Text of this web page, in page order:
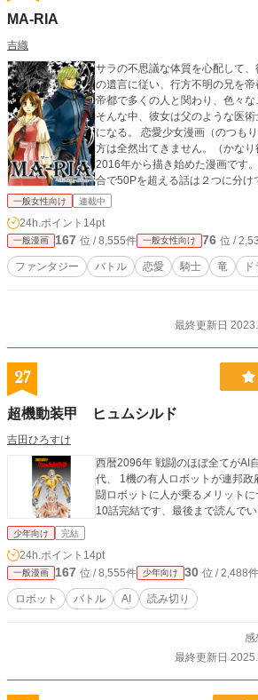
MA-RIA
吉織
サラの不思議な体質を心配して
の遺言に従い、行方不明の兄を帝
帝都で多くの人と関わり、色々な
そんな中、彼女は父のような医
になる。 恋愛少女漫画（のつも
方は全然出てきません。（かな
2016年から描き始めた漫画です
合で50Pを超える話は２つに分け
は1話分(50～60P予定)ごとに、
ました。また読んでいただけると
一般女性向け 連載中
24h.ポイント 14pt
一般漫画 167 位 / 8,555件 一般女性向け 76 位 /
ファンタジー バトル 恋愛 騎士 竜
最終更新日
27
超機動装甲 ヒュムシルド
吉田ひろすけ
西暦2096年 戦闘のほぼ全てがAI
代、 1機の有人ロボットが連邦政
闘ロボットに人が乗るメリットに
10話完結です、最後まで読んで
少年向け 完結
24h.ポイント 14pt
一般漫画 167 位 / 8,555件 少年向け 30 位 / 2,488件
ロボット バトル AI 読み切り
感
最終更新日